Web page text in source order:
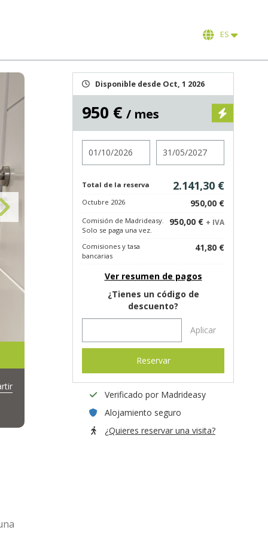
ES
Disponible desde Oct, 1 2026
950 € / mes
Total de la reserva 2.141,30 €
Octubre 2026 950,00 €
Comisión de Madrideasy.
Solo se paga una vez.
950,00 € + IVA
Comisiones y tasa
bancarias
41,80 €
Ver resumen de pagos
¿Tienes un código de
descuento?
Aplicar
Reservar
Verificado por Madrideasy
Alojamiento seguro
¿Quieres reservar una visita?